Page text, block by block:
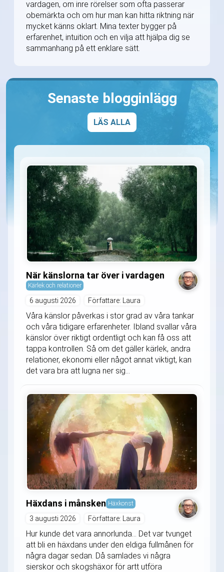
vardagen, om inre rörelser som ofta passerar
obemärkta och om hur man kan hitta riktning när
mycket känns oklart. Mina texter bygger på
erfarenhet, intuition och en vilja att hjälpa dig se
sammanhang på ett enklare sätt.
Senaste blogginlägg
LÄS ALLA
När känslorna tar över i vardagen
Kärlek och relationer
6 augusti 2026 Författare: Laura
Våra känslor påverkas i stor grad av våra tankar
och våra tidigare erfarenheter. Ibland svallar våra
känslor över riktigt ordentligt och kan få oss att
tappa kontrollen. Så om det gäller kärlek, andra
relationer, ekonomi eller något annat viktigt, kan
det vara bra att lugna ner sig...
Häxdans i månsken Häxkonst
3 augusti 2026 Författare: Laura
Hur kunde det vara annorlunda... Det var tvunget
att bli en häxdans under den eldiga fullmånen för
några dagar sedan. Då samlades vi några
sierskor och skogshäxor för artt utföra